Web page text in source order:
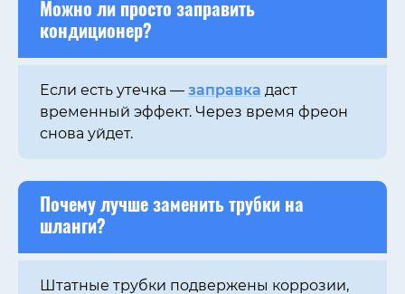
Можно ли просто заправить
кондиционер?
Если есть утечка — заправка даст
временный эффект. Через время фреон
снова уйдет.
Почему лучше заменить трубки на
шланги?
Штатные трубки подвержены коррозии,